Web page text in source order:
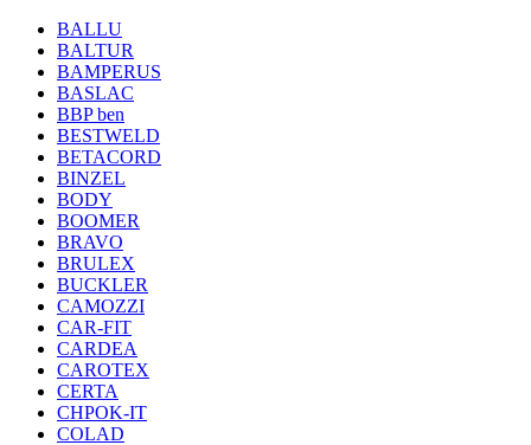
BALLU
BALTUR
BAMPERUS
BASLAC
BBP ben
BESTWELD
BETACORD
BINZEL
BODY
BOOMER
BRAVO
BRULEX
BUCKLER
CAMOZZI
CAR-FIT
CARDEA
CAROTEX
CERTA
CHPOK-IT
COLAD